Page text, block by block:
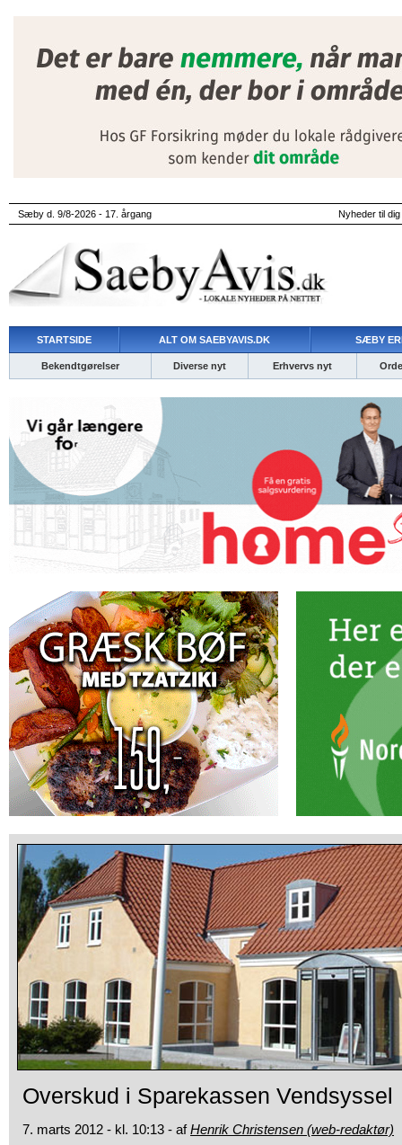
Sæby d. 9/8-2026 - 17. årgang Nyheder til
STARTSIDE ALT OM SAEBYAVIS.DK SÆBY
Bekendtgørelser Diverse nyt Erhvervs nyt
Overskud i Sparekassen Vendsyssel
7. marts 2012 - kl. 10:13 - afHenrik Christensen (web-redaktør)